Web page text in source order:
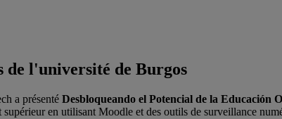
de l'université de Burgos
a présenté Desbloqueando el Potencial de la Educación
en utilisant Moodle et des outils de surveillance